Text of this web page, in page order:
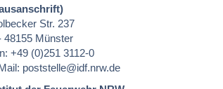
Str. 237
48155 Münster
+49 (0)251 3112-0
poststelle@idf.nrw.de